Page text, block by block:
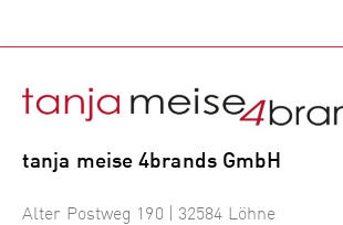
tanja meise 4brands GmbH
Alter Postweg 190 | 32584 Löhne